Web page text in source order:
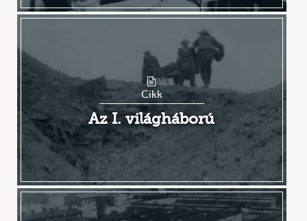
Cikk
Az I. világháború